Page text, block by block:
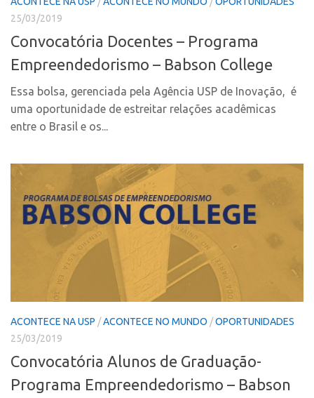
Comunicação
Premiações
Edição 2017
Edição 2021
Inovação em Números
AUSPIN
Destaques do Mês
Institucional
Coordenação
Polos
Polo Capital
Polo Lorena
INCTs
PRPI/USP
InovaUSP
Comunicação
Agenda AUSPIN
Fala Inovação
Premiações
Edição 2017
Edição 2019
Edição 2021
Inovação em Números
AUSPIN
Destaques do Mês
Agência
25/03/2019
Convocatória Docentes – Programa
Empreendedorismo – Babson College
Essa bolsa, gerenciada pela Agência USP de Inovação, é
uma oportunidade de estreitar relações acadêmicas
entre o Brasil e os...
ACONTECE NA USP /ACONTECE NO MUNDO /OPORTUNIDADES
25/03/2019
Convocatória Alunos de Graduação-
Programa Empreendedorismo – Babson